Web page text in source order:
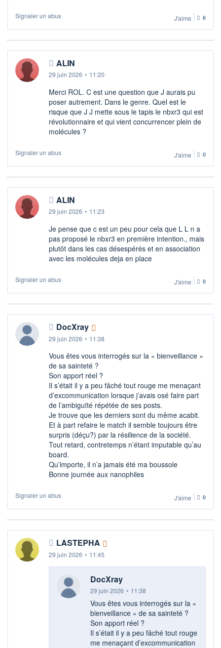
Signaler un abus J'aime 6
ALIN
29 juin 2026 • 11:20
Merci ROL. C est une question que J aurais pu
poser autrement. Dans le genre. Quel est le
risque que J J mette sous le tapis le nbxr3 qui est
révolutionnaire et qui vient concurrencer plein de
molécules ?
Signaler un abus J'aime 0
ALIN
29 juin 2026 • 11:23
Je pense que c est un peu pour cela que L L n a
pas proposé le nbxr3 en première intention., mais
plutôt dans les cas désespérés et en association
avec les molécules deja en place
Signaler un abus J'aime 0
DocXray
29 juin 2026 • 11:38
Vous êtes vous interrogés sur la « bienveillance »
de sa sainteté ?
Son apport réel ?
Il s’était il y a peu fâché tout rouge me menaçant
d’excommunication lorsque j’avais osé faire part
de l’ambiguïté répétée de ses posts.
Je trouve que les derniers sont du même acabit.
Et à part refaire le match il semble toujours être
surpris (déçu?) par la résilience de la société.
Tout retard, contretemps n’étant imputable qu’au
board.
Qu’importe, il n’a jamais été ma boussole
Bonne journée aux nanophiles
Signaler un abus J'aime 0
LASTEPHA
29 juin 2026 • 11:45
DocXray
29 juin 2026 • 11:38
Vous êtes vous interrogés sur la «
bienveillance » de sa sainteté ?
Son apport réel ?
Il s’était il y a peu fâché tout rouge
me menaçant d’excommunication